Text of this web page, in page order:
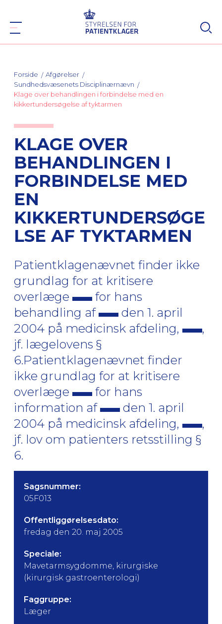
Forside
Afgørelser
Sundhedsvæsenets Disciplinærnævn
Klage over behandlingen i forbindelse med en
kikkertundersøgelse af tyktarmen
KLAGE OVER
BEHANDLINGEN I
FORBINDELSE MED
EN
KIKKERTUNDERSØGE
LSE AF TYKTARMEN
Patientklagenævnet finder ikke
grundlag for at kritisere
overlæge
for hans
behandling af
den 1. april
2004 på medicinsk afdeling,
,
jf. lægelovens §
6.Patientklagenævnet finder
ikke grundlag for at kritisere
overlæge
for hans
information af
den 1. april
2004 på medicinsk afdeling,
,
jf. lov om patienters retsstilling §
6.
Sagsnummer:
05F013
Offentliggørelsesdato:
fredag den 20. maj 2005
Speciale:
Mavetarmsygdomme, kirurgiske
(kirurgisk gastroenterologi)
Faggruppe:
Læger